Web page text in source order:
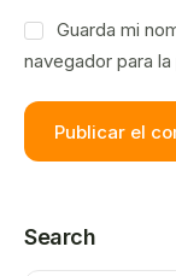
Guarda mi
navegador para
Search